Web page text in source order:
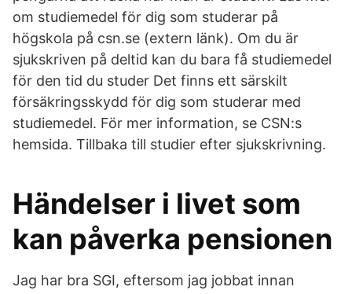
om studiemedel för dig som studerar på
högskola på csn.se (extern länk). Om du är
sjukskriven på deltid kan du bara få studiemedel
för den tid du studer Det finns ett särskilt
försäkringsskydd för dig som studerar med
studiemedel. För mer information, se CSN:s
hemsida. Tillbaka till studier efter sjukskrivning.
Händelser i livet som
kan påverka pensionen
Jag har bra SGI, eftersom jag jobbat innan